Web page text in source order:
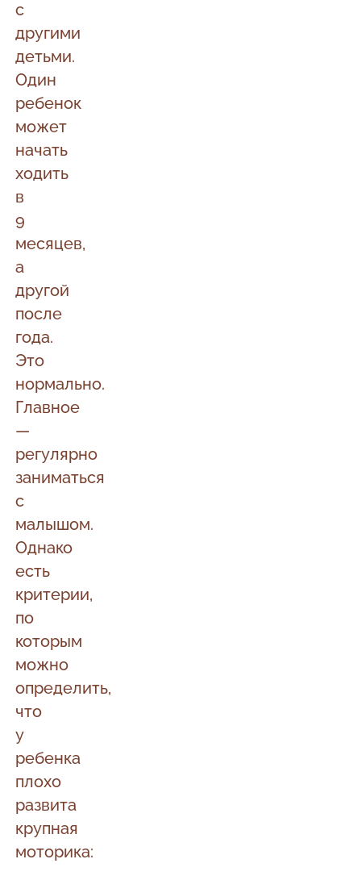
с
другими
детьми.
Один
ребенок
может
начать
ходить
в
9
месяцев,
а
другой
после
года.
Это
нормально.
Главное
—
регулярно
заниматься
с
малышом.
Однако
есть
критерии,
по
которым
можно
определить,
что
у
ребенка
плохо
развита
крупная
моторика: